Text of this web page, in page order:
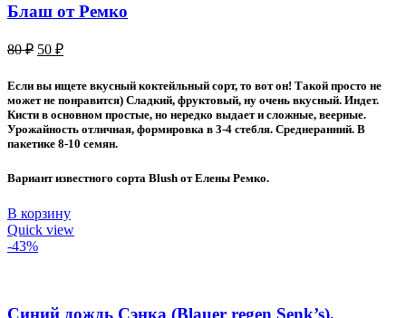
Блаш от Ремко
80₽ Первоначальная
80 ₽.
50 ₽Текущая
50 ₽.
Если вы ищете вкусный коктейльный сорт, то вот он! Такой просто не
может не понравится) Сладкий, фруктовый, ну очень вкусный. Индет.
Кисти в основном простые, но нередко выдает и сложные, веерные.
Урожайность отличная, формировка в 3-4 стебля. Среднеранний. В
пакетике 8-10 семян.
Вариант известного сорта Blush от Елены Ремко.
В корзину
Quick view
-43%
Синий дождь Сэнка (Blauer regen Senk’s),